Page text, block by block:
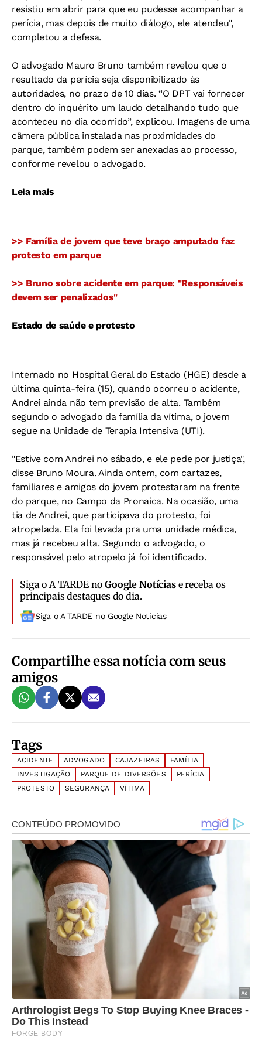
resistiu em abrir para que eu pudesse acompanhar a
perícia, mas depois de muito diálogo, ele atendeu",
completou a defesa.
O advogado Mauro Bruno também revelou que o
resultado da perícia seja disponibilizado às
autoridades, no prazo de 10 dias. “O DPT vai fornecer
dentro do inquérito um laudo detalhando tudo que
aconteceu no dia ocorrido”, explicou. Imagens de uma
câmera pública instalada nas proximidades do
parque, também podem ser anexadas ao processo,
conforme revelou o advogado.
Leia mais
>> Família de jovem que teve braço amputado faz
protesto em parque
>> Bruno sobre acidente em parque: "Responsáveis
devem ser penalizados"
Estado de saúde e protesto
Internado no Hospital Geral do Estado (HGE) desde a
última quinta-feira (15), quando ocorreu o acidente,
Andrei ainda não tem previsão de alta. Também
segundo o advogado da família da vítima, o jovem
segue na Unidade de Terapia Intensiva (UTI).
"Estive com Andrei no sábado, e ele pede por justiça",
disse Bruno Moura. Ainda ontem, com cartazes,
familiares e amigos do jovem protestaram na frente
do parque, no Campo da Pronaica. Na ocasião, uma
tia de Andrei, que participava do protesto, foi
atropelada. Ela foi levada pra uma unidade médica,
mas já recebeu alta. Segundo o advogado, o
responsável pelo atropelo já foi identificado.
Siga o A TARDE noGoogle Notíciase receba os
principais destaques do dia.
Siga o A TARDE no Google Noticias
Compartilhe essa notícia com seus
amigos
Tags
ACIDENTE ADVOGADO CAJAZEIRAS
FAMÍLIA
INVESTIGAÇÃO
PARQUE DE DIVERSÕES
PERÍCIA
PROTESTO
SEGURANÇA VÍTIMA